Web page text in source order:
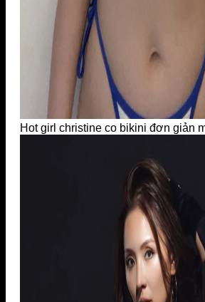
Hot girl christine co bikini đơn giản